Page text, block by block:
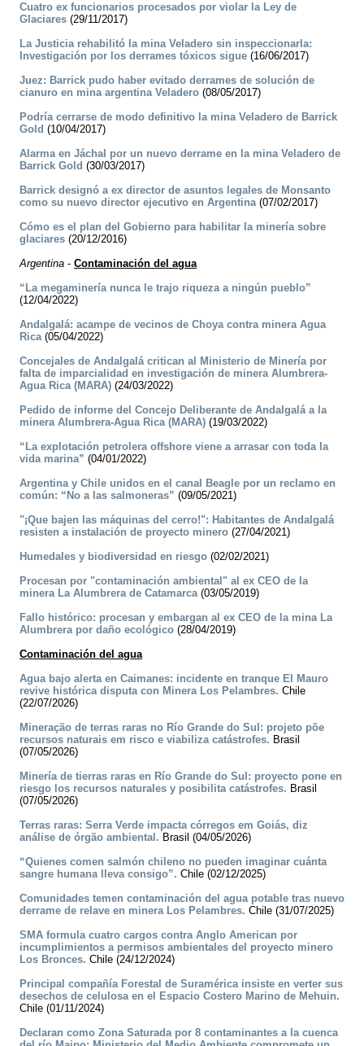
Cuatro ex funcionarios procesados por violar la Ley de
Glaciares (29/11/2017)
La Justicia rehabilitó la mina Veladero sin inspeccionarla:
Investigación por los derrames tóxicos sigue (16/06/2017)
Juez: Barrick pudo haber evitado derrames de solución de
cianuro en mina argentina Veladero (08/05/2017)
Podría cerrarse de modo definitivo la mina Veladero de Barrick
Gold (10/04/2017)
Alarma en Jáchal por un nuevo derrame en la mina Veladero de
Barrick Gold (30/03/2017)
Barrick designó a ex director de asuntos legales de Monsanto
como su nuevo director ejecutivo en Argentina(07/02/2017)
Cómo es el plan del Gobierno para habilitar la minería sobre
glaciares (20/12/2016)
Argentina - Contaminación del agua
“La megaminería nunca le trajo riqueza a ningún pueblo”
(12/04/2022)
Andalgalá: acampe de vecinos de Choya contra minera Agua
Rica(05/04/2022)
Concejales de Andalgalá critican al Ministerio de Minería por
falta de imparcialidad en investigación de minera Alumbrera-
Agua Rica (MARA) (24/03/2022)
Pedido de informe del Concejo Deliberante de Andalgalá a la
minera Alumbrera-Agua Rica (MARA) (19/03/2022)
“La explotación petrolera offshore viene a arrasar con toda la
vida marina” (04/01/2022)
Argentina y Chile unidos en el canal Beagle por un reclamo en
común: “No a las salmoneras” (09/05/2021)
"¡Que bajen las máquinas del cerro!": Habitantes de Andalgalá
resisten a instalación de proyecto minero (27/04/2021)
Humedales y biodiversidad en riesgo (02/02/2021)
Procesan por "contaminación ambiental" al ex CEO de la
minera La Alumbrera de Catamarca(03/05/2019)
Fallo histórico: procesan y embargan al ex CEO de la mina La
Alumbrera por daño ecológico (28/04/2019)
Contaminación del agua
Agua bajo alerta en Caimanes: incidente en tranque El Mauro
revive histórica disputa con Minera Los Pelambres. Chile
(22/07/2026)
Mineração de terras raras no Río Grande do Sul: projeto põe
recursos naturais em risco e viabiliza catástrofes. Brasil
(07/05/2026)
Minería de tierras raras en Río Grande do Sul: proyecto pone en
riesgo los recursos naturales y posibilita catástrofes. Brasil
(07/05/2026)
Terras raras: Serra Verde impacta córregos em Goiás, diz
análise de órgão ambiental. Brasil (04/05/2026)
“Quienes comen salmón chileno no pueden imaginar cuánta
sangre humana lleva consigo”. Chile (02/12/2025)
Comunidades temen contaminación del agua potable tras nuevo
derrame de relave en minera Los Pelambres. Chile (31/07/2025)
SMA formula cuatro cargos contra Anglo American por
incumplimientos a permisos ambientales del proyecto minero
Los Bronces. Chile (24/12/2024)
Principal compañía Forestal de Suramérica insiste en verter sus
desechos de celulosa en el Espacio Costero Marino de Mehuin.
Chile (01/11/2024)
Declaran como Zona Saturada por 8 contaminantes a la cuenca